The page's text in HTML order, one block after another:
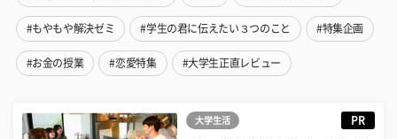
#もやもや解決ゼミ #学生の君に伝えたい３つのこと #特集企画
#お金の授業 #恋愛特集 #大学生正直レビュー
大学生活 PR